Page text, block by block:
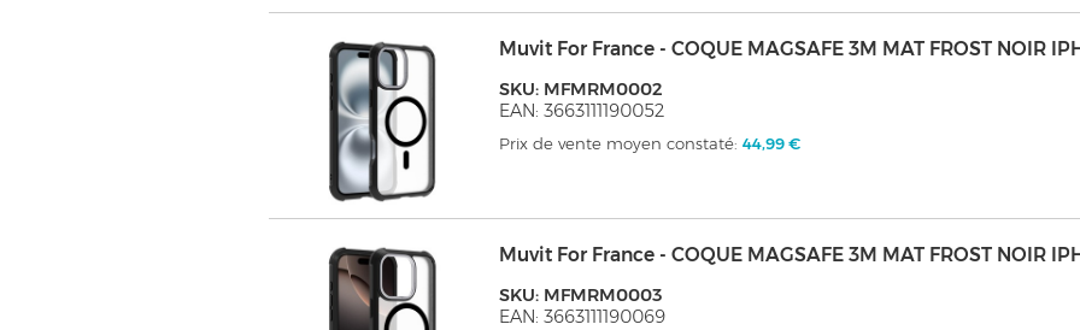
Muvit For France - COQUE MAGSAFE 3M MAT FROST NOIR
SKU: MFMRM0002
EAN: 3663111190052
Prix de vente moyen constaté:44,99 €
Muvit For France - COQUE MAGSAFE 3M MAT FROST NOIR
SKU: MFMRM0003
EAN: 3663111190069